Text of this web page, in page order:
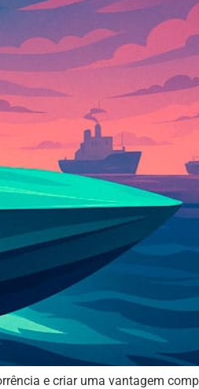
e criar uma vantagem